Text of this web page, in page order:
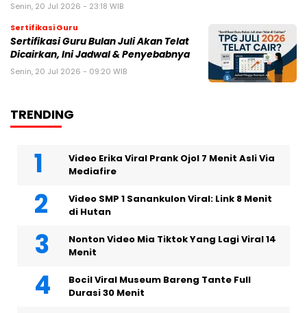
Senin, 20 Jul 2026 - 23:18 WIB
Sertifikasi Guru
Sertifikasi Guru Bulan Juli Akan Telat
Dicairkan, Ini Jadwal & Penyebabnya
Senin, 20 Jul 2026 - 09:20 WIB
TRENDING
Video Erika Viral Prank Ojol 7 Menit Asli Via
Mediafire
Video SMP 1 Sanankulon Viral: Link 8 Menit
di Hutan
Nonton Video Mia Tiktok Yang Lagi Viral 14
Menit
Bocil Viral Museum Bareng Tante Full
Durasi 30 Menit